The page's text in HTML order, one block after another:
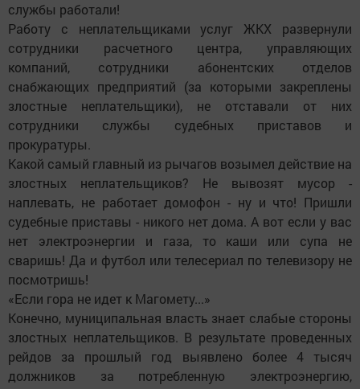
службы работали!
Работу с неплательщиками услуг ЖКХ развернули
сотрудники расчетного центра, управляющих
компаний, сотрудники абонентских отделов
снабжающих предприятий (за которыми закреплены
злостные неплательщики), не отставали от них
сотрудники службы судебных приставов и
прокуратуры.
Какой самый главный из рычагов возымел действие на
злостных неплательщиков? Не вывозят мусор -
наплевать, не работает домофон - ну и что! Пришли
судебные приставы - никого нет дома. А вот если у вас
нет электроэнергии и газа, то каши или супа не
сваришь! Да и футбол или телесериал по телевизору не
посмотришь!
«Если гора не идет к Магомету...»
Конечно, муниципальная власть знает слабые стороны
злостных неплательщиков. В результате проведенных
рейдов за прошлый год выявлено более 4 тысяч
должников за потребленную электроэнергию,